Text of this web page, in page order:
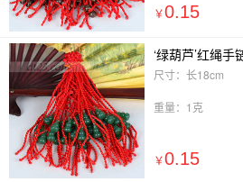
￥0.15
‘绿葫芦’红绳手
尺寸：长18cm
重量：1克
￥0.15